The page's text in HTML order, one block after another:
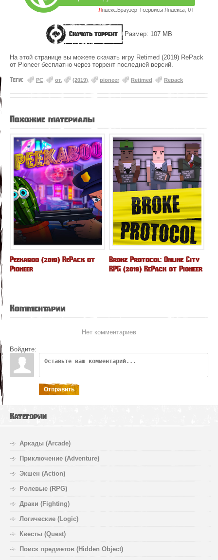
Скачать торрент Размер: 107 MB
На этой странице вы можете скачать игру Retimed (2019) RePack
от Pioneer бесплатно через торрент последней версий.
Теги: PC от (2019) pioneer Retimed Repack
Похожие материалы
Peekaboo (2019) RePack от
Pioneer
Broke Protocol: Online City
RPG (2019) RePack от Pioneer
Комментарии
Нет комментариев
Войдите:
Отправить
Категории
Аркады (Arcade)
Приключение (Adventure)
Экшен (Action)
Ролевые (RPG)
Драки (Fighting)
Логические (Logic)
Квесты (Quest)
Поиск предметов (Hidden Object)